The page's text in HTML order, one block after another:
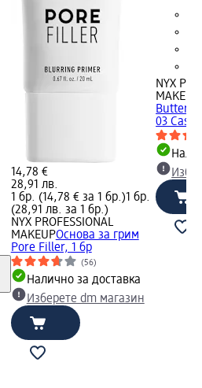
14,78 €
28,91 лв.
1 бр. (14,78 € за 1 бр.)1 бр.
(28,91 лв. за 1 бр.)
NYX PROFESSIONAL
MAKEUPОснова за грим
Pore Filler, 1 бр
(56)
Налично за доставка
Изберете dm магазин
NYX
MAKEUP
03